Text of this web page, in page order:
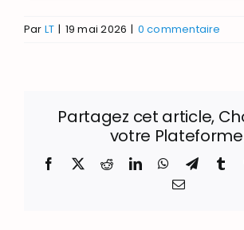
Par LT | 19 mai 2026 | 0 commentaire
Partagez cet article,
votre
Facebook
X RedditLinkedInWhatsApp
Email